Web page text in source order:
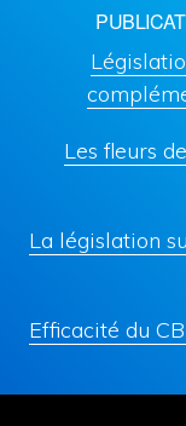
Les fleurs
La législation
Efficacité du